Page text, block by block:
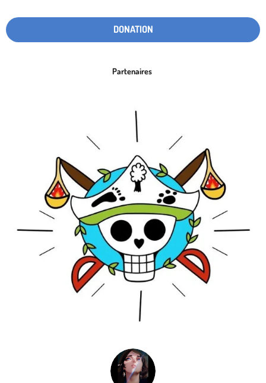
DONATION
Partenaires